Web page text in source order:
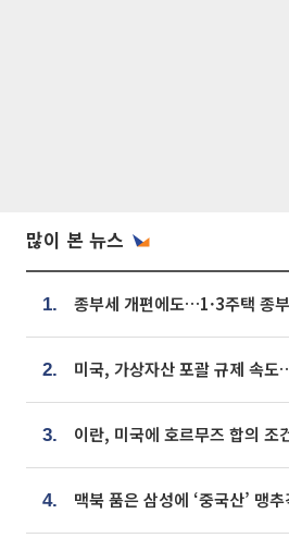
많이 본 뉴스
1.
2.
3.
4.